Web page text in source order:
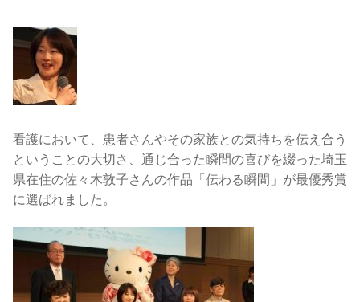
看護において、患者さんやその家族との気持ちを伝え合う
ということの大切さ、通じ合った瞬間の喜びを綴った埼玉
県在住の佐々木敦子さんの作品「伝わる瞬間」が最優秀賞
に選ばれました。